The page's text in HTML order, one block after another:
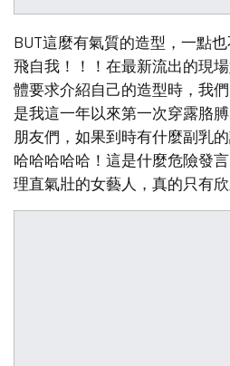
BUT這麼有氣質的造型，一點
飛自我！！！在最新流出的現
體要求介紹自己的造型時，我
是我這一年以來第一次穿露胳
朋友們，如果到時有什麼副乳
哈哈哈哈哈！這是什麼危險發
理直氣壯的女藝人，真的只有